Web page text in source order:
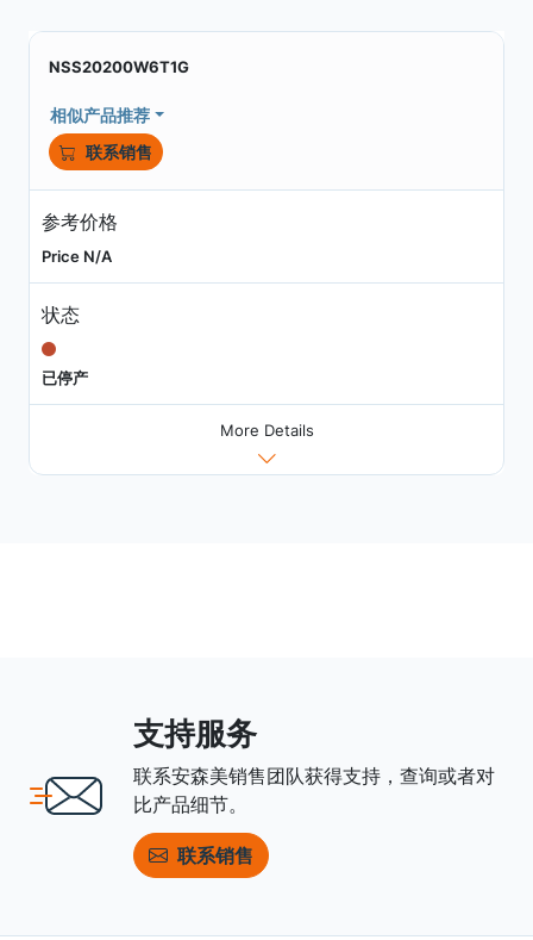
NSS20200W6T1G
相似产品推荐
联系销售
参考价格
Price N/A
状态
已停产
More Details
支持服务
联系安森美销售团队获得支持，查询或者对
比产品细节。
联系销售